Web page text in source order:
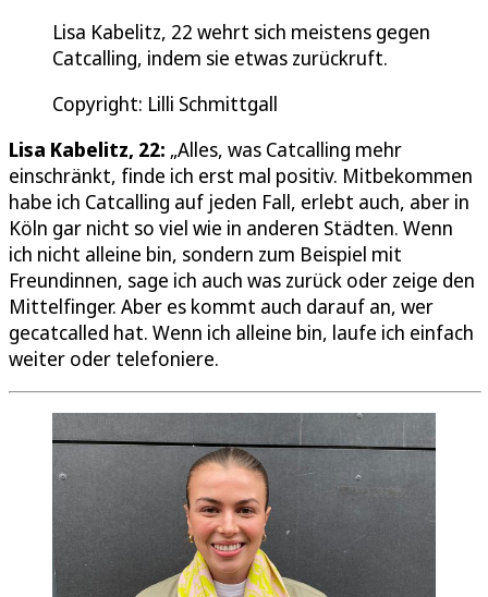
Lisa Kabelitz, 22 wehrt sich meistens gegen
Catcalling, indem sie etwas zurückruft.
Copyright: Lilli Schmittgall
Lisa Kabelitz, 22: „Alles, was Catcalling mehr
einschränkt, finde ich erst mal positiv. Mitbekommen
habe ich Catcalling auf jeden Fall, erlebt auch, aber in
Köln gar nicht so viel wie in anderen Städten. Wenn
ich nicht alleine bin, sondern zum Beispiel mit
Freundinnen, sage ich auch was zurück oder zeige den
Mittelfinger. Aber es kommt auch darauf an, wer
gecatcalled hat. Wenn ich alleine bin, laufe ich einfach
weiter oder telefoniere.